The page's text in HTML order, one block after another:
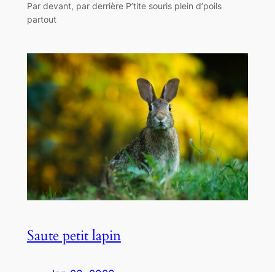
Par devant, par derrière P’tite souris plein d’poils
partout
Saute petit lapin